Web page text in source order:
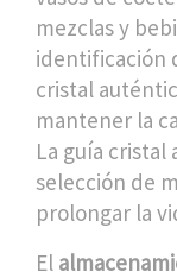
mezclas y
identificación
cristal
mantener la
La guía cristal
selección de
prolongar la
El